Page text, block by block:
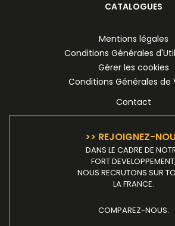
CATALOGUES
Mentions légales
Conditions Générales
Gérer les cookies
Conditions Générales de
Contact
>> REJOIGNEZ-
DANS LE CADRE DE
FORT DEVELOPPEMENT,
NOUS RECRUTONS SUR
LA FRANCE.
COMPAREZ-NOUS.